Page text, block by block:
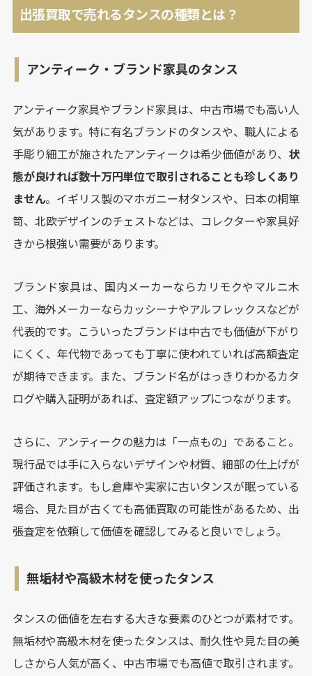
出張買取で売れるタンスの種類とは？
アンティーク・ブランド家具のタンス
アンティーク家具やブランド家具は、中古市場でも高い人
気があります。特に有名ブランドのタンスや、職人による
手彫り細工が施されたアンティークは希少価値があり、 状
態が良ければ数十万円単位で取引されることも珍しくあり
ません。イギリス製のマホガニー材タンスや、日本の桐箪
笥、北欧デザインのチェストなどは、コレクターや家具好
きから根強い需要があります。
ブランド家具は、国内メーカーならカリモクやマルニ木
工、海外メーカーならカッシーナやアルフレックスなどが
代表的です。こういったブランドは中古でも価値が下がり
にくく、年代物であっても丁寧に使われていれば高額査定
が期待できます。また、ブランド名がはっきりわかるカタ
ログや購入証明があれば、査定額アップにつながります。
さらに、アンティークの魅力は「一点もの」であること。
現行品では手に入らないデザインや材質、細部の仕上げが
評価されます。もし倉庫や実家に古いタンスが眠っている
場合、見た目が古くても高価買取の可能性があるため、出
張査定を依頼して価値を確認してみると良いでしょう。
無垢材や高級木材を使ったタンス
タンスの価値を左右する大きな要素のひとつが素材です。
無垢材や高級木材を使ったタンスは、耐久性や見た目の美
しさから人気が高く、中古市場でも高値で取引されます。